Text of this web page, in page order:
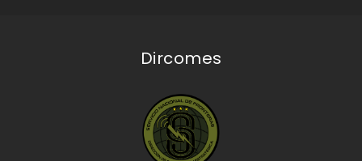
Dircomes